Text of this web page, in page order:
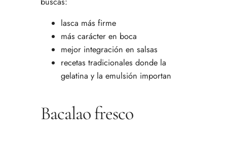
lasca más firme
más carácter en boca
mejor integración en salsas
recetas tradicionales donde la
gelatina y la emulsión importan
Bacalao fresco